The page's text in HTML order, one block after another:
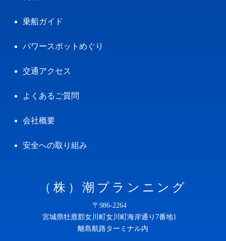
乗船ガイド
パワースポットめぐり
交通アクセス
よくあるご質問
会社概要
安全への取り組み
（株）潮プランニング
〒986-2264
宮城県牡鹿郡女川町女川町海岸通り7番地1
離島航路ターミナル内